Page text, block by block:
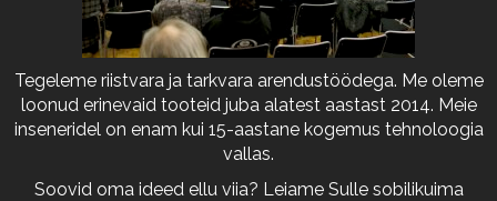
Tegeleme riistvara ja tarkvara arendustöödega. Me oleme
loonud erinevaid tooteid juba alatest aastast 2014. Meie
inseneridel on enam kui 15-aastane kogemus tehnoloogia
vallas.
Soovid oma ideed ellu viia? Leiame Sulle sobilikuima